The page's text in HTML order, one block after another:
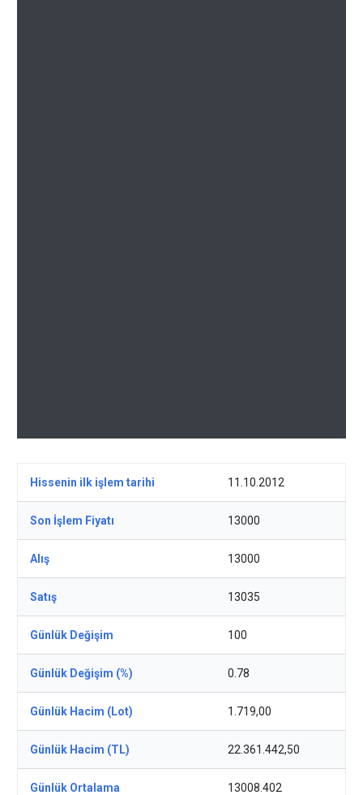
Hissenin ilk işlem tarihi 11.10.2012
Son İşlem Fiyatı 13000
Alış 13000
Satış 13035
Günlük Değişim 100
Günlük Değişim (%) 0.78
Günlük Hacim (Lot) 1.719,00
Günlük Hacim (TL) 22.361.442,50
Günlük Ortalama 13008.402